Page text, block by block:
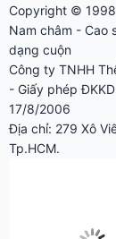
Copyright ©
Nam châm - Cao
dạng cuộn
Công ty TNHH
- Giấy phép
17/8/2006
Địa chỉ: 279 Xô
Tp.HCM.